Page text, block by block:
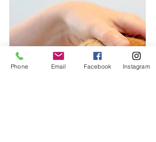
Phone Email Facebook Instagram